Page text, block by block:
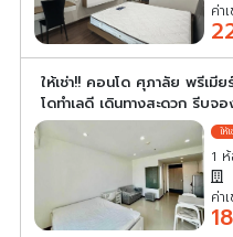
ค่า
ให้เช่า!! คอนโด ศุภาลัย พรีเ
โดทำเลดี เดินทางสะดวก รีบจอ
1
ค่า